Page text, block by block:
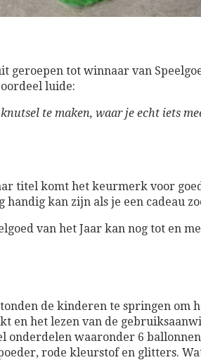
geroepen tot winnaar van
luide:
te maken, waar je echt iets
titel komt het keurmerk voor
handig kan zijn als je een cadeau
van het Jaar kan nog tot en
de kinderen te springen om
en het lezen van de
onderdelen waaronder 6
rode kleurstof en glitters.